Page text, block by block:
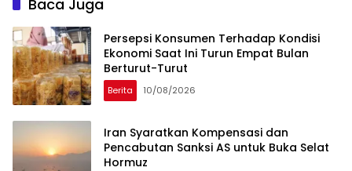
Baca Juga
Persepsi Konsumen Terhadap Kondisi
Ekonomi Saat Ini Turun Empat Bulan
Berturut-Turut
Berita 10/08/2026
Iran Syaratkan Kompensasi dan
Pencabutan Sanksi AS untuk Buka Selat
Hormuz